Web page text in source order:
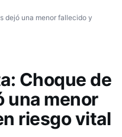
dejó una menor fallecido y
Choque de
una menor
riesgo vital